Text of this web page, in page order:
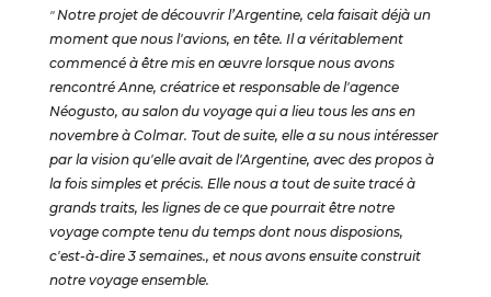
"Notre projet de découvrir l’Argentine, cela faisait déjà un
moment que nous l'avions, en tête. Il a véritablement
commencé à être mis en œuvre lorsque nous avons
rencontré Anne, créatrice et responsable de l'agence
Néogusto, au salon du voyage qui a lieu tous les ans en
novembre à Colmar. Tout de suite, elle a su nous intéresser
par la vision qu'elle avait de l'Argentine, avec des propos à
la fois simples et précis. Elle nous a tout de suite tracé à
grands traits, les lignes de ce que pourrait être notre
voyage compte tenu du temps dont nous disposions,
c'est-à-dire 3 semaines., et nous avons ensuite construit
notre voyage ensemble.